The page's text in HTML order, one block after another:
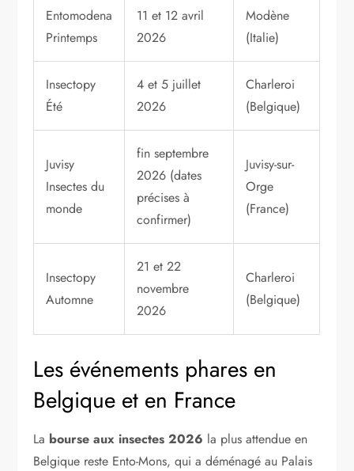
Entomodena
Printemps
11 et 12 avril
2026
Modène
(Italie)
Insectopy
Été
4 et 5 juillet
2026
Charleroi
(Belgique)
Juvisy
Insectes du
monde
fin septembre
2026 (dates
précises à
confirmer)
Juvisy-sur-
Orge
(France)
Insectopy
Automne
21 et 22
novembre
2026
Charleroi
(Belgique)
Les événements phares en
Belgique et en France
La bourse aux insectes 2026 la plus attendue en
Belgique reste Ento-Mons, qui a déménagé au Palais